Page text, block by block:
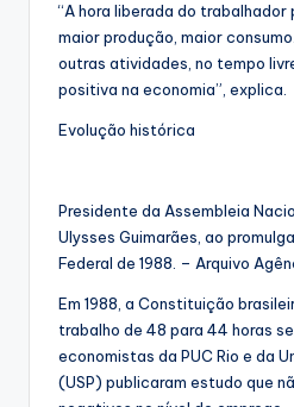
“A hora liberada do
maior produção, maior
outras atividades, no tempo
positiva na economia”, explica.
Evolução histórica
Presidente da Assembleia
Ulysses Guimarães, ao
Federal de 1988. – Arquivo
Em 1988, a Constituição
trabalho de 48 para 44 horas
economistas da PUC Rio e da
(USP) publicaram estudo que